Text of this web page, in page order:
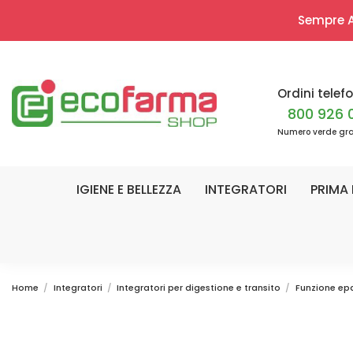
Sempre
Ordini
800 926
Numero verde
IGIENE E BELLEZZA INTEGRATORI PRIMA
Home Integratori Integratori per digestione e transito Funzione